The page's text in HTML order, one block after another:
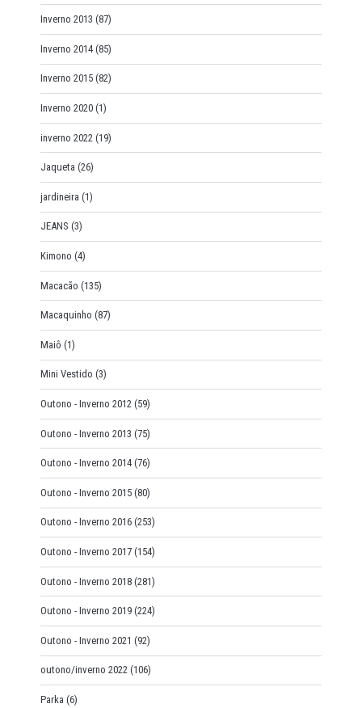
Inverno 2013 (87)
Inverno 2014 (85)
Inverno 2015 (82)
Inverno 2020 (1)
inverno 2022 (19)
Jaqueta (26)
jardineira (1)
JEANS (3)
Kimono (4)
Macacão (135)
Macaquinho (87)
Maiô (1)
Mini Vestido (3)
Outono - Inverno 2012 (59)
Outono - Inverno 2013 (75)
Outono - Inverno 2014 (76)
Outono - Inverno 2015 (80)
Outono - Inverno 2016 (253)
Outono - Inverno 2017 (154)
Outono - Inverno 2018 (281)
Outono - Inverno 2019 (224)
Outono - Inverno 2021 (92)
outono/inverno 2022 (106)
Parka (6)